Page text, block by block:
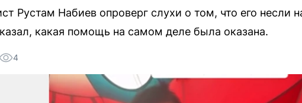
Рустам Набиев опроверг слухи о том, что его несли
какая помощь на самом деле была оказана.
4